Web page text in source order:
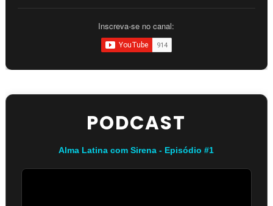
Inscreva-se no canal:
PODCAST
Alma Latina com Sirena - Episódio #1